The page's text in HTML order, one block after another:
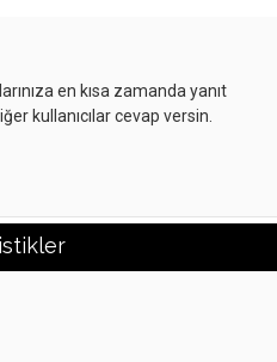
en kısa zamanda yanıt
kullanıcılar cevap versin.